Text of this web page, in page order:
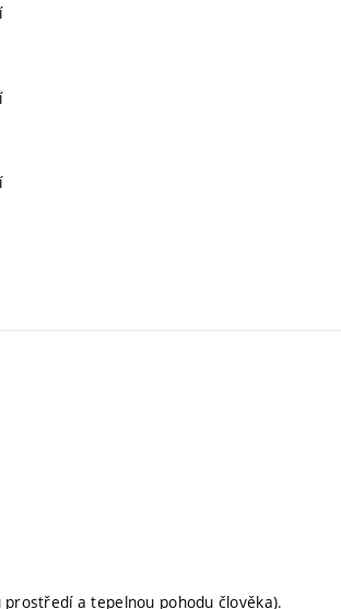
a tepelnou pohodu člověka).